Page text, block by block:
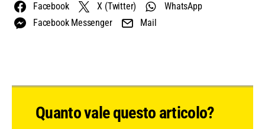
Facebook X (Twitter)
WhatsApp
Facebook Messenger
Mail
Quanto vale questo articolo?